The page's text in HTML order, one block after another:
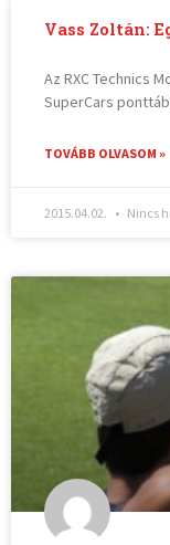
Vass Zoltán:
Az RXC Technics
SuperCars
TOVÁBB OLVASOM »
2015.04.02. Nincs